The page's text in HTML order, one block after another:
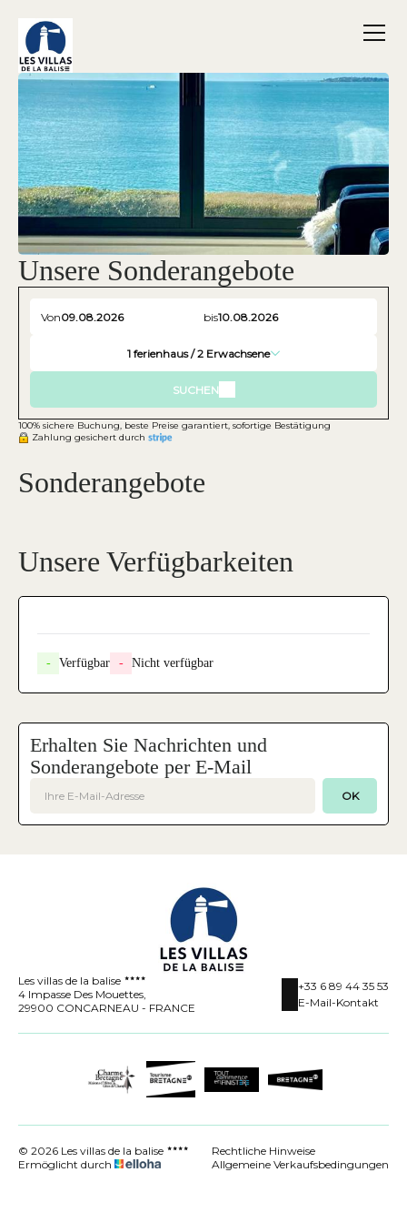
Unsere Sonderangebote
Von bis
1 ferienhaus /2 Erwachsene
SUCHEN
100% sichere Buchung, beste Preise garantiert, sofortige Bestätigung
Zahlung gesichert durch
Sonderangebote
Unsere Verfügbarkeiten
- Verfügbar - Nicht verfügbar
Erhalten Sie Nachrichten und
Sonderangebote per E-Mail
OK
Les villas de la balise
4 Impasse Des Mouettes,
29900 CONCARNEAU - FRANCE
+33 6 89 44 35 53
E-Mail-Kontakt
© 2026 Les villas de la balise
Ermöglicht durch
Rechtliche Hinweise
Allgemeine Verkaufsbedingungen